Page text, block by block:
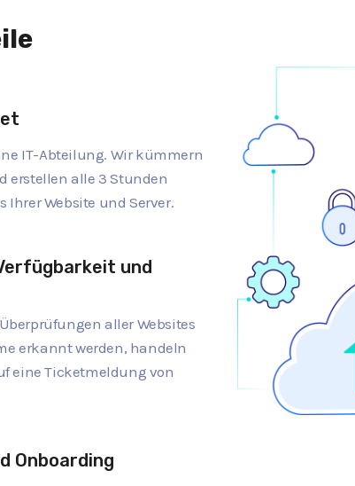
IT-Abteilung. Wir kümmern
erstellen alle 3 Stunden
Website und Server.
und
aller Websites
erkannt werden, handeln
eine Ticketmeldung von
Onboarding